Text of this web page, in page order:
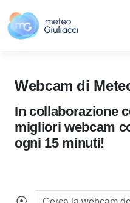
Webcam di
In collaborazione
migliori webcam
ogni 15 minuti!